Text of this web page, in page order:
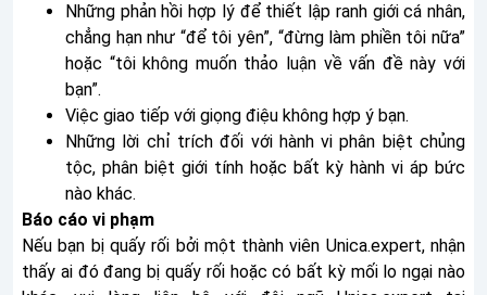
Những phản hồi hợp lý để thiết lập ranh giới cá nhân,
chẳng hạn như “để tôi yên”, “đừng làm phiền tôi nữa”
hoặc “tôi không muốn thảo luận về vấn đề này với
bạn”.
Việc giao tiếp với giọng điệu không hợp ý bạn.
Những lời chỉ trích đối với hành vi phân biệt chủng
tộc, phân biệt giới tính hoặc bất kỳ hành vi áp bức
nào khác.
Báo cáo vi phạm
Nếu bạn bị quấy rối bởi một thành viên Unica.expert, nhận
thấy ai đó đang bị quấy rối hoặc có bất kỳ mối lo ngại nào